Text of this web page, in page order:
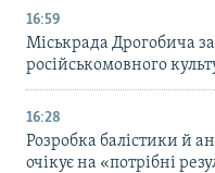
16:59
Міськрада Дрогобича
російськомовного
16:28
Розробка балістики й
очікує на «потрібні